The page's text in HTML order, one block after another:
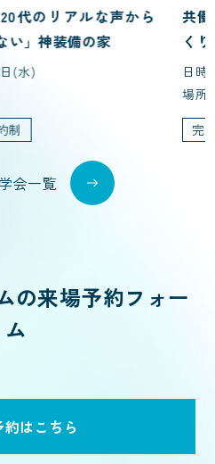
代のリアルな声から
い」神装備の家
(水)
制
共
く
日時
場所
完
会一覧
の来場予約フォー
ム
約はこちら